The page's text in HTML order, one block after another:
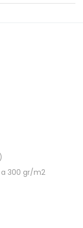
a 300 gr/m2